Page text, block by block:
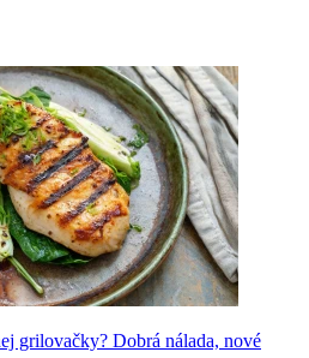
grilovačky? Dobrá nálada, nové